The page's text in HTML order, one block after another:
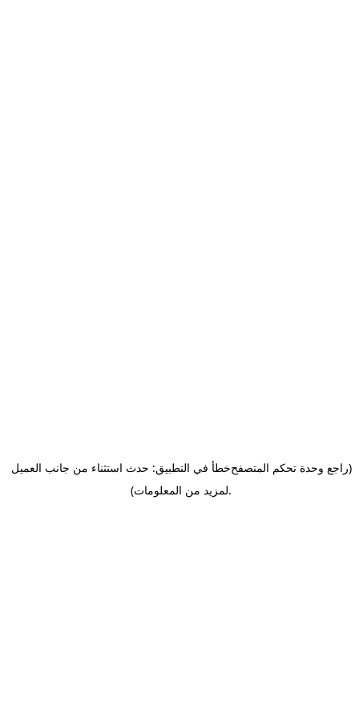
خطأ في التطبيق: حدث استثناء من جانب العميل(راجع وحدة تحكم المتصفح
لمزيد من المعلومات).